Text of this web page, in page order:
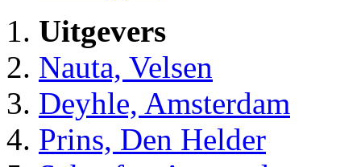
Uitgevers
Nauta, Velsen
Deyhle, Amsterdam
Prins, Den Helder